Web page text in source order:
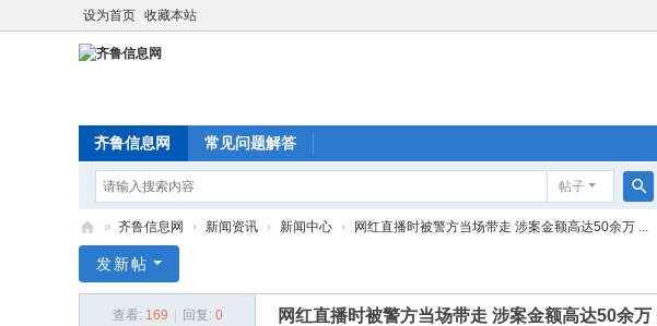
设为首页 收藏本站
齐鲁信息网 常见问题解答
帖子
鲁
» 齐鲁信息网 › 新闻资讯 › 新闻中心 › 网红直播时被警方当场带走 涉案金额高达50余万 ...
发新帖
查看: 169 回复: 0 网红直播时被警方当场带走 涉案金额高达50余万